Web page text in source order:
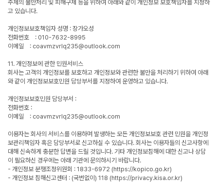
주체의 불만처리 및 피해구제 등을 위하여 아래와 같이 개인정보 보호책임자를 지정하
고 있습니다.
개인정보보호책임자 성명 : 장가오성
전화번호 : 010-7632-8995
이메일 : coavmzvrlq235@outlook.com
11. 개인정보에 관한 민원서비스
회사는 고객의 개인정보를 보호하고 개인정보와 관련한 불만을 처리하기 위하여 아래
와 같이 개인정보보호민원 담당부서를 지정하여 운영하고 있습니다.
개인정보보호민원 담당부서 :
전화번호 :
이메일 : coavmzvrlq235@outlook.com
이용자는 회사의 서비스를 이용하며 발생하는 모든 개인정보보호 관련 민원을 개인정
보관리책임자 혹은 담당부서로 신고하실 수 있습니다. 회사는 이용자들의 신고사항에
대해 신속하게 충분한 답변을 드릴 것입니다. 기타 개인정보침해에 대한 신고나 상담
이 필요하신 경우에는 아래 기관에 문의하시기 바랍니다.
- 개인정보 분쟁조정위원회 : 1833-6972 (https://kopico.go.kr)
- 개인정보 침해신고센터 : (국번없이) 118 (https://privacy.kisa.or.kr)